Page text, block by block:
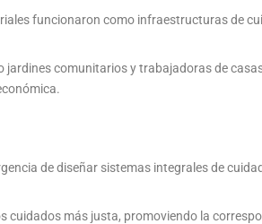
funcionaron como infraestructuras de
jardines comunitarios y trabajadoras de
de diseñar sistemas integrales de
cuidados más justa, promoviendo la